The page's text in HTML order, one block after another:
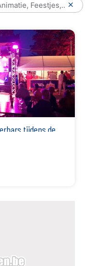
Feestjes,..
tijdens de